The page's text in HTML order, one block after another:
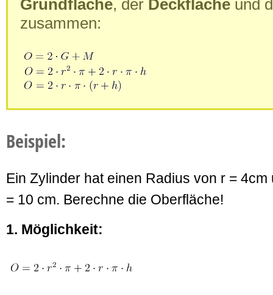
Grundfläche, der Deckfläche und
zusammen:
Beispiel:
Ein Zylinder hat einen Radius von r =
= 10 cm. Berechne die Oberfläche!
1. Möglichkeit: